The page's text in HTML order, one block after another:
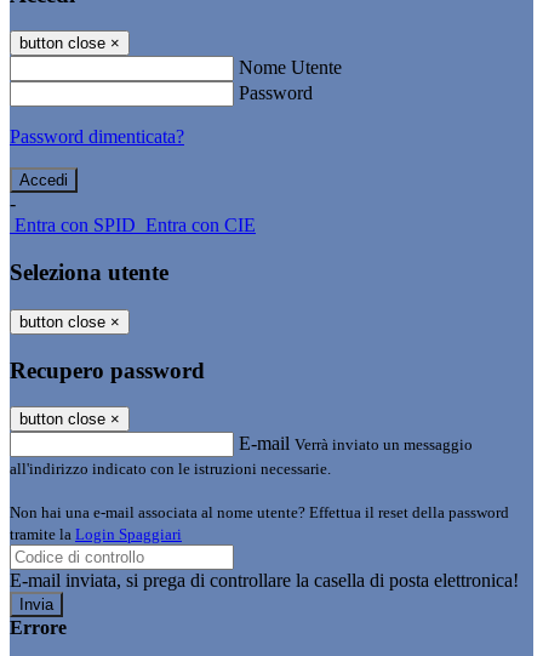
button close ×
Nome Utente
Password
Password dimenticata?
-
Entra con SPID Entra con CIE
Seleziona utente
button close ×
Recupero password
button close ×
E-mail Verrà inviato un messaggio
all'indirizzo indicato con le istruzioni necessarie.
Non hai una e-mail associata al nome utente? Effettua il reset della password
tramite la Login Spaggiari
E-mail inviata, si prega di controllare la casella di posta elettronica!
Errore